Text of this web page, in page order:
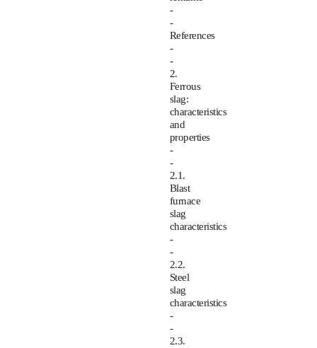
-
-
References
-
-
2.
Ferrous
slag:
characteristics
and
properties
-
-
2.1.
Blast
furnace
slag
characteristics
-
-
2.2.
Steel
slag
characteristics
-
-
2.3.